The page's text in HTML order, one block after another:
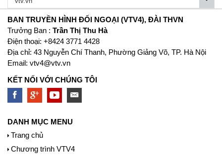
BAN TRUYỀN HÌNH ĐỐI NGOẠI (VTV4), ĐÀI THVN
Trưởng Ban : Trần Thị Thu Hà
Ðiện thoại: +8424 3771 4428
Địa chỉ: 43 Nguyễn Chí Thanh, Phường Giảng Võ, TP. Hà Nội
Email: vtv4@vtv.vn
KẾT NỐI VỚI CHÚNG TÔI
DANH MỤC MENU
Trang chủ
Chương trình VTV4